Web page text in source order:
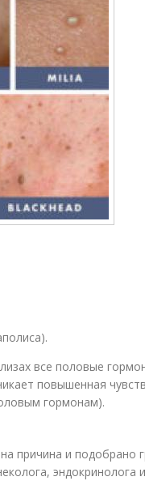
все половые
повышенная
гормонам).
причина и подобрано
эндокринолога и